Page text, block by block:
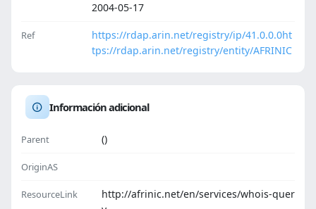
2004-05-17
Ref https://rdap.arin.net/registry/ip/41.0.0.0ht
tps://rdap.arin.net/registry/entity/AFRINIC
Información adicional
Parent ()
OriginAS
ResourceLink
http://afrinic.net/en/services/whois-quer